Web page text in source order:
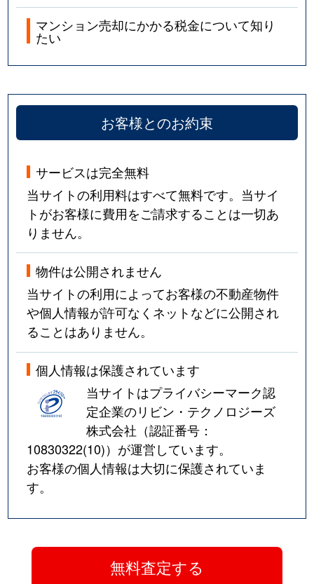
マンション売却にかかる税金について知り
たい
お客様とのお約束
サービスは完全無料
当サイトの利用料はすべて無料です。当サイ
トがお客様に費用をご請求することは一切あ
りません。
物件は公開されません
当サイトの利用によってお客様の不動産物件
や個人情報が許可なくネットなどに公開され
ることはありません。
個人情報は保護されています
当サイトはプライバシーマーク認
定企業のリビン・テクノロジーズ
株式会社（認証番号：
10830322(10)）が運営しています。
お客様の個人情報は大切に保護されていま
す。